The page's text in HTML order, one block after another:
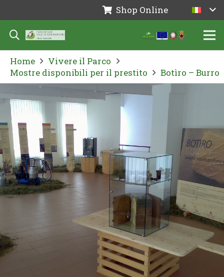
Shop Online
Home
Vivere il Parco
Mostre disponibili per il prestito
Botìro – Burro